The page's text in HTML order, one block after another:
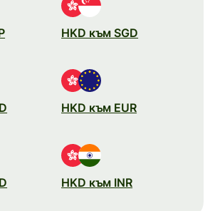
HKD към SGD
HKD към EUR
HKD към INR